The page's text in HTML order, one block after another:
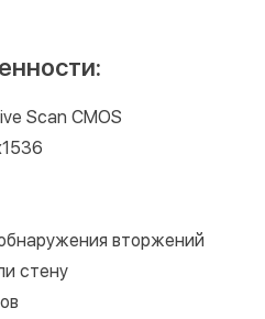
Scan CMOS
вторжений
стену